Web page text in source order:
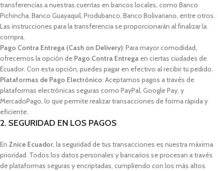
transferencias a nuestras cuentas en bancos locales, como Banco
Pichincha, Banco Guayaquil, Produbanco, Banco Bolivariano, entre otros.
Las instrucciones para la transferencia se proporcionarán al finalizar la
compra.
Pago Contra Entrega (Cash on Delivery): Para mayor comodidad,
ofrecemos la opción de Pago Contra Entrega en ciertas ciudades de
Ecuador. Con esta opción, puedes pagar en efectivo al recibir tu pedido.
Plataformas de Pago Electrónico: Aceptamos pagos a través de
plataformas electrónicas seguras como PayPal, Google Pay, y
MercadoPago, lo que permite realizar transacciones de forma rápida y
eficiente.
2. SEGURIDAD EN LOS PAGOS
En Znice Ecuador, la seguridad de tus transacciones es nuestra máxima
prioridad. Todos los datos personales y bancarios se procesan a través
de plataformas seguras y encriptadas, cumpliendo con los más altos